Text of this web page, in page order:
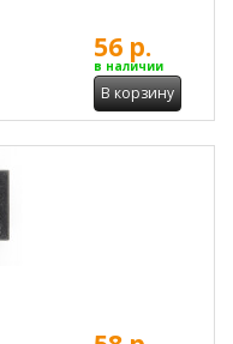
56 р.
в наличии
В корзину